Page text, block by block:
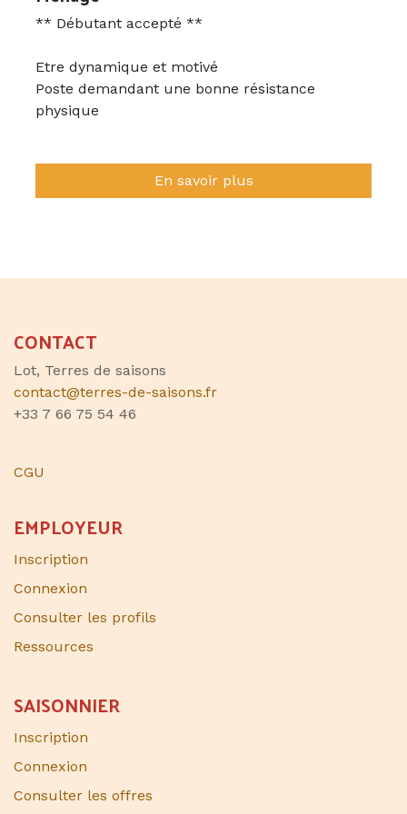
** Débutant accepté **
Etre dynamique et motivé
Poste demandant une bonne résistance
physique
En savoir plus
CONTACT
Lot, Terres de saisons
contact@terres-de-saisons.fr
+33 7 66 75 54 46
CGU
EMPLOYEUR
Inscription
Connexion
Consulter les profils
Ressources
SAISONNIER​
Inscription
Connexion
Consulter les offres